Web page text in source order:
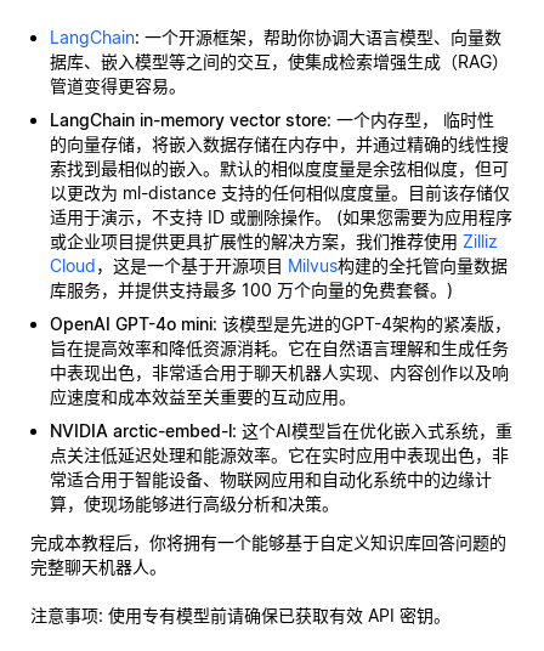
LangChain: 一个开源框架，帮助你协调大语言模型、向量数
据库、嵌入模型等之间的交互，使集成检索增强生成（RAG）
管道变得更容易。
LangChain in-memory vector store: 一个内存型， 临时性
的向量存储，将嵌入数据存储在内存中，并通过精确的线性搜
索找到最相似的嵌入。默认的相似度度量是余弦相似度，但可
以更改为 ml-distance 支持的任何相似度度量。目前该存储仅
适用于演示，不支持 ID 或删除操作。 (如果您需要为应用程序
或企业项目提供更具扩展性的解决方案，我们推荐使用 Zilliz
Cloud，这是一个基于开源项目 Milvus构建的全托管向量数据
库服务，并提供支持最多 100 万个向量的免费套餐。)
OpenAI GPT-4o mini: 该模型是先进的GPT-4架构的紧凑版，
旨在提高效率和降低资源消耗。它在自然语言理解和生成任务
中表现出色，非常适合用于聊天机器人实现、内容创作以及响
应速度和成本效益至关重要的互动应用。
NVIDIA arctic-embed-l: 这个AI模型旨在优化嵌入式系统，重
点关注低延迟处理和能源效率。它在实时应用中表现出色，非
常适合用于智能设备、物联网应用和自动化系统中的边缘计
算，使现场能够进行高级分析和决策。
完成本教程后，你将拥有一个能够基于自定义知识库回答问题的
完整聊天机器人。
注意事项: 使用专有模型前请确保已获取有效 API 密钥。